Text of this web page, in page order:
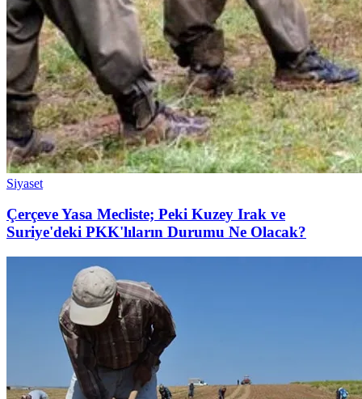
Siyaset
Çerçeve Yasa Mecliste; Peki Kuzey Irak ve
Suriye'deki PKK'lıların Durumu Ne Olacak?